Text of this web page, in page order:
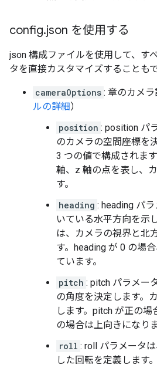
config.json を使用する
json 構成ファイルを使用して、す
タを直接カスタマイズすることもで
cameraOptions : 章のカメ
ルの詳細）
position : position パ
のカメラの空間座標を
3 つの値で構成されま
軸、z 軸の点を表し、
す。
heading : heading パ
いている水平方向を示
は、カメラの視界と北
す。heading が 0 の場
ています。
pitch : pitch パラメー
の角度を決定します。
します。pitch が正の場
の場合は上向きになりま
roll : roll パラメータ
した回転を定義します